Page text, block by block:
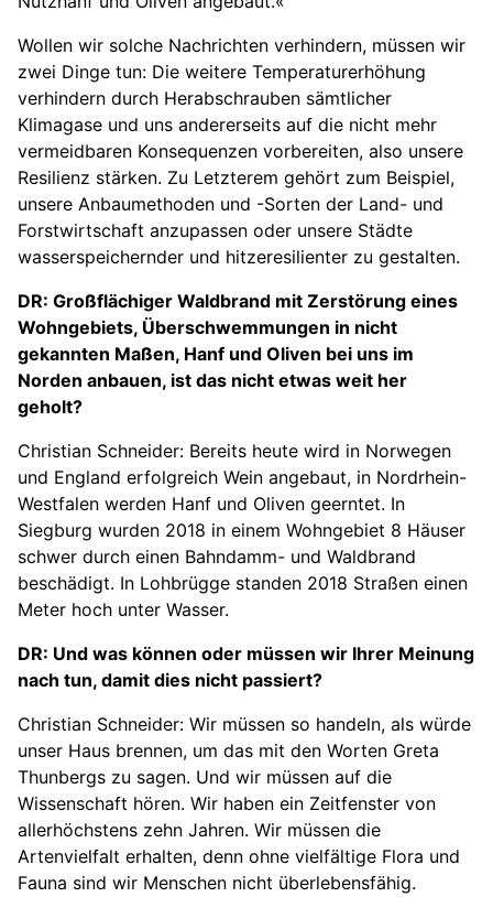
Wollen wir solche Nachrichten verhindern, müssen wir
zwei Dinge tun: Die weitere Temperaturerhöhung
verhindern durch Herabschrauben sämtlicher
Klimagase und uns andererseits auf die nicht mehr
vermeidbaren Konsequenzen vorbereiten, also unsere
Resilienz stärken. Zu Letzterem gehört zum Beispiel,
unsere Anbaumethoden und -Sorten der Land- und
Forstwirtschaft anzupassen oder unsere Städte
wasserspeichernder und hitzeresilienter zu gestalten.
DR: Großflächiger Waldbrand mit Zerstörung eines
Wohngebiets, Überschwemmungen in nicht
gekannten Maßen, Hanf und Oliven bei uns im
Norden anbauen, ist das nicht etwas weit her
geholt?
Christian Schneider: Bereits heute wird in Norwegen
und England erfolgreich Wein angebaut, in Nordrhein-
Westfalen werden Hanf und Oliven geerntet. In
Siegburg wurden 2018 in einem Wohngebiet 8 Häuser
schwer durch einen Bahndamm- und Waldbrand
beschädigt. In Lohbrügge standen 2018 Straßen einen
Meter hoch unter Wasser.
DR: Und was können oder müssen wir Ihrer Meinung
nach tun, damit dies nicht passiert?
Christian Schneider: Wir müssen so handeln, als würde
unser Haus brennen, um das mit den Worten Greta
Thunbergs zu sagen. Und wir müssen auf die
Wissenschaft hören. Wir haben ein Zeitfenster von
allerhöchstens zehn Jahren. Wir müssen die
Artenvielfalt erhalten, denn ohne vielfältige Flora und
Fauna sind wir Menschen nicht überlebensfähig.